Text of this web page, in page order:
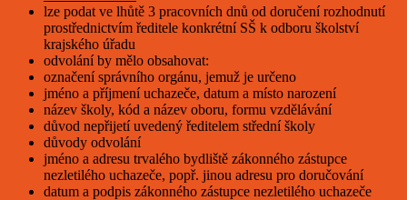
lze podat ve lhůtě 3 pracovních dnů od doručení rozhodnutí
prostřednictvím ředitele konkrétní SŠ k odboru školství
krajského úřadu
odvolání by mělo obsahovat:
označení správního orgánu, jemuž je určeno
jméno a příjmení uchazeče, datum a místo narození
název školy, kód a název oboru, formu vzdělávání
důvod nepřijetí uvedený ředitelem střední školy
důvody odvolání
jméno a adresu trvalého bydliště zákonného zástupce
nezletilého uchazeče, popř. jinou adresu pro doručování
datum a podpis zákonného zástupce nezletilého uchazeče